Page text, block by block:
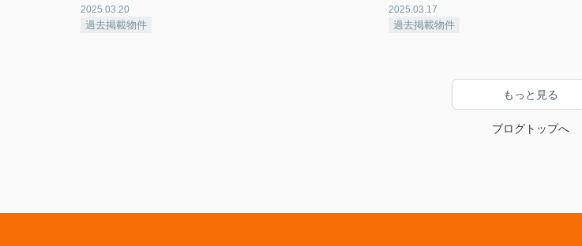
2025.03.20
過去掲載物件
2025.03.17
過去掲載物件
もっと見る
ブログトップへ